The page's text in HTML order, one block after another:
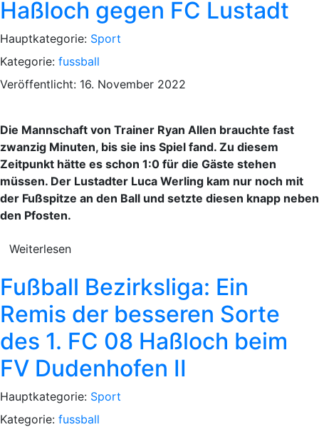
Haßloch gegen FC Lustadt
Hauptkategorie: Sport
Kategorie: fussball
Veröffentlicht: 16. November 2022
Die Mannschaft von Trainer Ryan Allen brauchte fast
zwanzig Minuten, bis sie ins Spiel fand. Zu diesem
Zeitpunkt hätte es schon 1:0 für die Gäste stehen
müssen. Der Lustadter Luca Werling kam nur noch mit
der Fußspitze an den Ball und setzte diesen knapp neben
den Pfosten.
Weiterlesen
Fußball Bezirksliga: Ein
Remis der besseren Sorte
des 1. FC 08 Haßloch beim
FV Dudenhofen II
Hauptkategorie: Sport
Kategorie: fussball